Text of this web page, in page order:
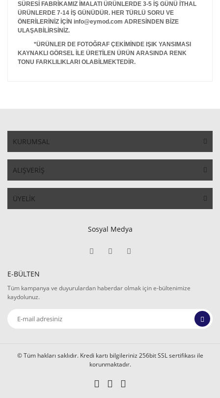
SÜRESİ FABRİKAMIZ İMALATI ÜRÜNLERDE 3-5 İŞ GÜNÜ İTHAL
ÜRÜNLERDE 7-14 İŞ GÜNÜDÜR. HER TÜRLÜ SORU VE
ÖNERİLERİNİZ İÇİN info@eymod.com ADRESİNDEN BİZE
ULAŞABİLİRSİNİZ.
*ÜRÜNLER DE FOTOĞRAF ÇEKİMİNDE IŞIK YANSIMASI
KAYNAKLI GÖRSEL İLE ÜRETİLEN ÜRÜN ARASINDA RENK
TONU FARKLILIKLARI OLABİLMEKTEDİR.
KURUMSAL
ALIŞVERİŞ
ÜYELİK
Sosyal Medya
E-BÜLTEN
Tüm kampanya ve duyurulardan haberdar olmak için e-bültenimize
kaydolunuz.
© Tüm hakları saklıdır. Kredi kartı bilgileriniz 256bit SSL sertifikası ile
korunmaktadır.